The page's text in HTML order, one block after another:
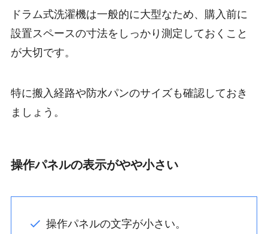
ドラム式洗濯機は一般的に大型なため、購入前に
設置スペースの寸法をしっかり測定しておくこと
が大切です。
特に搬入経路や防水パンのサイズも確認しておき
ましょう。
操作パネルの表示がやや小さい
操作パネルの文字が小さい。